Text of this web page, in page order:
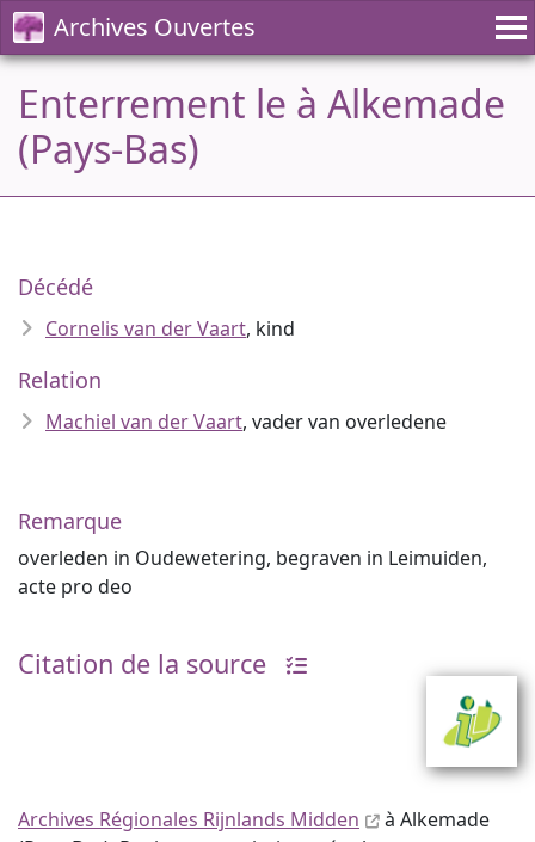
Archives Ouvertes
Enterrement le à Alkemade
(Pays-Bas)
Décédé
Cornelis van der Vaart, kind
Relation
Machiel van der Vaart, vader van overledene
Remarque
overleden in Oudewetering, begraven in Leimuiden,
acte pro deo
Citation de la source
Archives Régionales Rijnlands Midden
à Alkemade